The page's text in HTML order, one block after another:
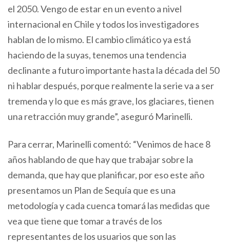
el 2050. Vengo de estar en un evento a nivel
internacional en Chile y todos los investigadores
hablan de lo mismo. El cambio climático ya está
haciendo de la suyas, tenemos una tendencia
declinante a futuro importante hasta la década del 50
ni hablar después, porque realmente la serie va a ser
tremenda y lo que es más grave, los glaciares, tienen
una retracción muy grande”, aseguró Marinelli.
Para cerrar, Marinelli comentó: “Venimos de hace 8
años hablando de que hay que trabajar sobre la
demanda, que hay que planificar, por eso este año
presentamos un Plan de Sequía que es una
metodología y cada cuenca tomará las medidas que
vea que tiene que tomar a través de los
representantes de los usuarios que son las